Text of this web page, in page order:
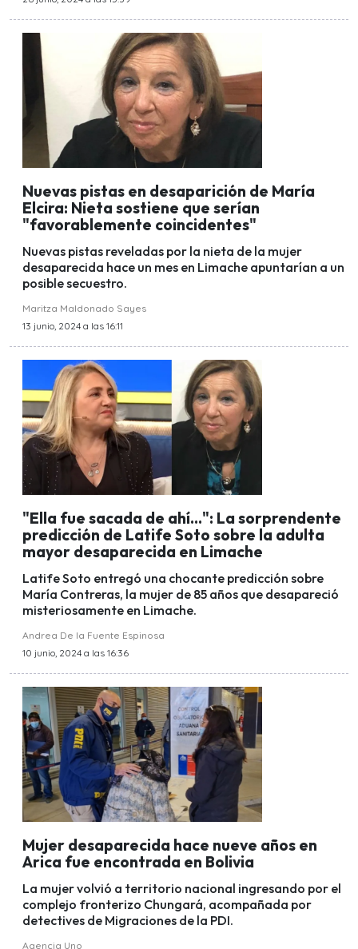
Nuevas pistas en desaparición de María
Elcira: Nieta sostiene que serían
"favorablemente coincidentes"
Nuevas pistas reveladas por la nieta de la mujer
desaparecida hace un mes en Limache apuntarían a un
posible secuestro.
Maritza Maldonado Sayes
13 junio, 2024 a las 16:11
"Ella fue sacada de ahí...": La sorprendente
predicción de Latife Soto sobre la adulta
mayor desaparecida en Limache
Latife Soto entregó una chocante predicción sobre
María Contreras, la mujer de 85 años que desapareció
misteriosamente en Limache.
Andrea De la Fuente Espinosa
10 junio, 2024 a las 16:36
Mujer desaparecida hace nueve años en
Arica fue encontrada en Bolivia
La mujer volvió a territorio nacional ingresando por el
complejo fronterizo Chungará, acompañada por
detectives de Migraciones de la PDI.
Agencia Uno